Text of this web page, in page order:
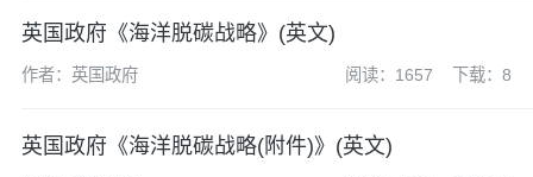
英国政府《海洋脱碳战略》(英文)
作者：英国政府 阅读：1657 下载：8
英国政府《海洋脱碳战略(附件)》(英文)